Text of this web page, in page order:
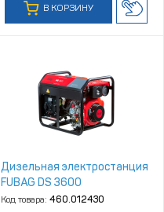
В КОРЗИНУ
Дизельная электростанция
FUBAG DS 3600
Код товара: 460.012430